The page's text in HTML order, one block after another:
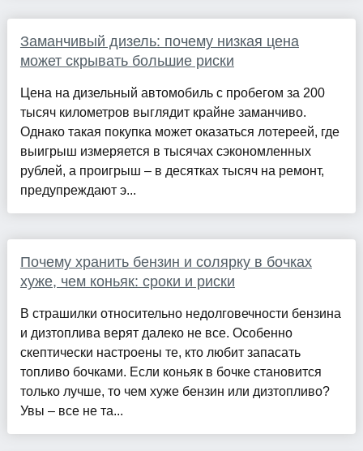
Заманчивый дизель: почему низкая цена
может скрывать большие риски
Цена на дизельный автомобиль с пробегом за 200
тысяч километров выглядит крайне заманчиво.
Однако такая покупка может оказаться лотереей, где
выигрыш измеряется в тысячах сэкономленных
рублей, а проигрыш – в десятках тысяч на ремонт,
предупреждают э...
Почему хранить бензин и солярку в бочках
хуже, чем коньяк: сроки и риски
В страшилки относительно недолговечности бензина
и дизтоплива верят далеко не все. Особенно
скептически настроены те, кто любит запасать
топливо бочками. Если коньяк в бочке становится
только лучше, то чем хуже бензин или дизтопливо?
Увы – все не та...